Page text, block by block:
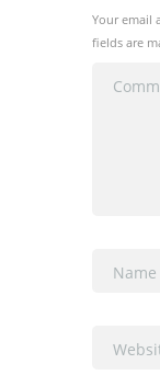
Your email
fields are